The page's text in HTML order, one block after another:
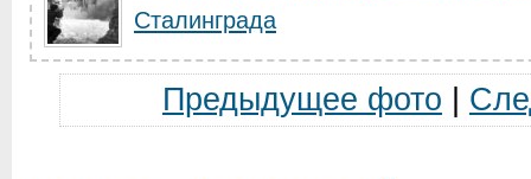
Сталинграда
Предыдущее фото